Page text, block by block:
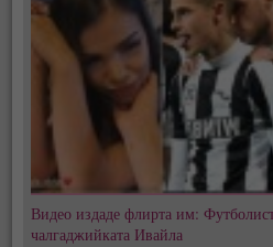
Видео издаде флирта им:
чалгаджийката Ивайла